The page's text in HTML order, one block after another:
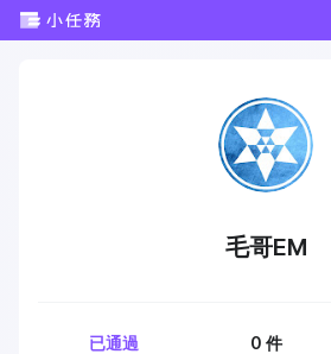
毛哥EM
已通過 0 件